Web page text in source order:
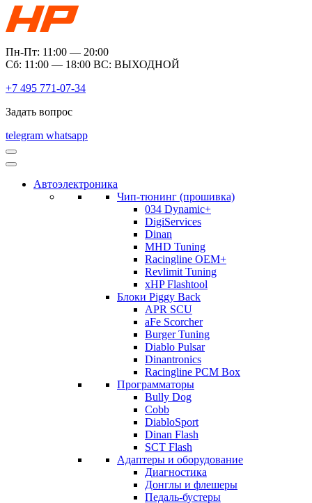
Пн-Пт: 11:00 — 20:00
Сб: 11:00 — 18:00 ВС: ВЫХОДНОЙ
+7 495 771-07-34
Задать вопрос
telegram whatsapp
Автоэлектроника
Чип-тюнинг (прошивка)
034 Dynamic+
DigiServices
Dinan
MHD Tuning
Racingline OEM+
Revlimit Tuning
xHP Flashtool
Блоки Piggy Back
APR SCU
aFe Scorcher
Burger Tuning
Diablo Pulsar
Dinantronics
Racingline PCM Box
Программаторы
Bully Dog
Cobb
DiabloSport
Dinan Flash
SCT Flash
Адаптеры и оборудование
Диагностика
Донглы и флешеры
Педаль-бустеры